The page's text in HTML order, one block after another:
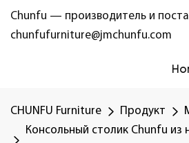
Chunfu — производитель и
chunfufurniture@jmchunfu.com
CHUNFU Furniture Продукт
Консольный столик Chunfu